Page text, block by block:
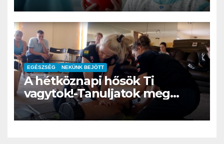
EGÉSZSÉG NEKÜNK BEJÖTT
A hétköznapi hősök Ti
vagytok!-Tanuljatok meg
újraéleszteni